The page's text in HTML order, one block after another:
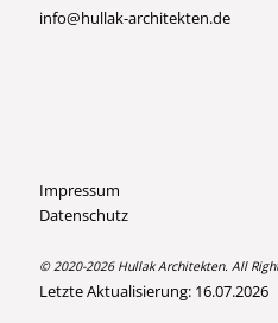
info@hullak-architekten.de
Impressum
Datenschutz
© 2020-2026 Hullak Architekten. All
Letzte Aktualisierung: 16.07.2026